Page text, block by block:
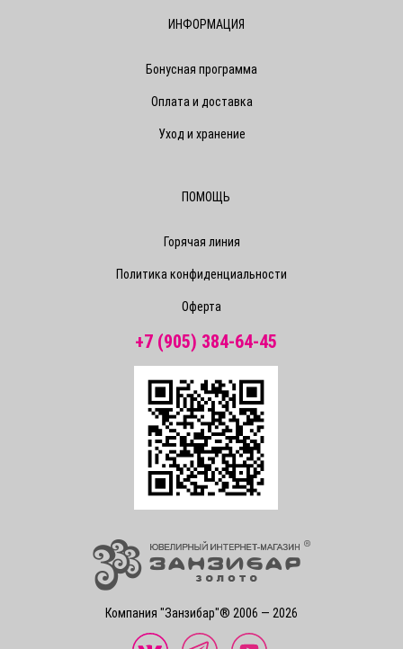
Компания "Занзибар"® 2006 — 2026
ИНФОРМАЦИЯ
Бонусная программа
Оплата и доставка
Уход и хранение
ПОМОЩЬ
Горячая линия
Политика конфиденциальности
Оферта
+7 (905) 384-64-45